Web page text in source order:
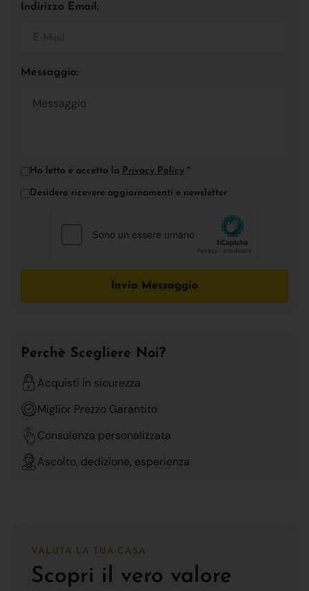
Indirizzo Email:
Messaggio:
Ho letto e accetto la Privacy Policy *
Desidero ricevere aggiornamenti e newsletter
Invia Messaggio
Perchè Scegliere Noi?
Acquisti in sicurezza
Miglior Prezzo Garantito
Consulenza personalizzata
Ascolto, dedizione, esperienza
VALUTA LA TUA CASA
Scopri il vero valore